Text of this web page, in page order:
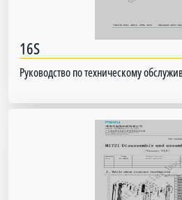
16S
Руководство по техническому